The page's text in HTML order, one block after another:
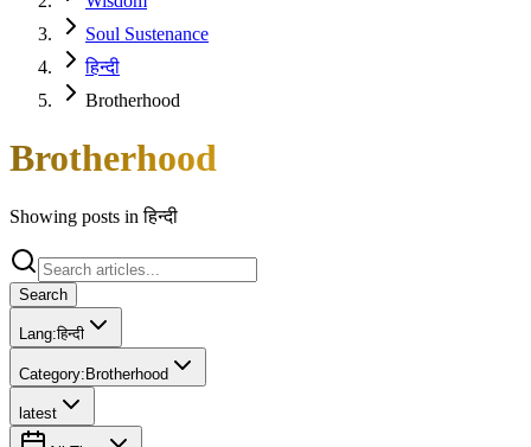
Soul Sustenance
हिन्दी
Brotherhood
Brotherhood
Showing posts inहिन्दी
Search
Lang:हिन्दी
Category: Brotherhood
latest